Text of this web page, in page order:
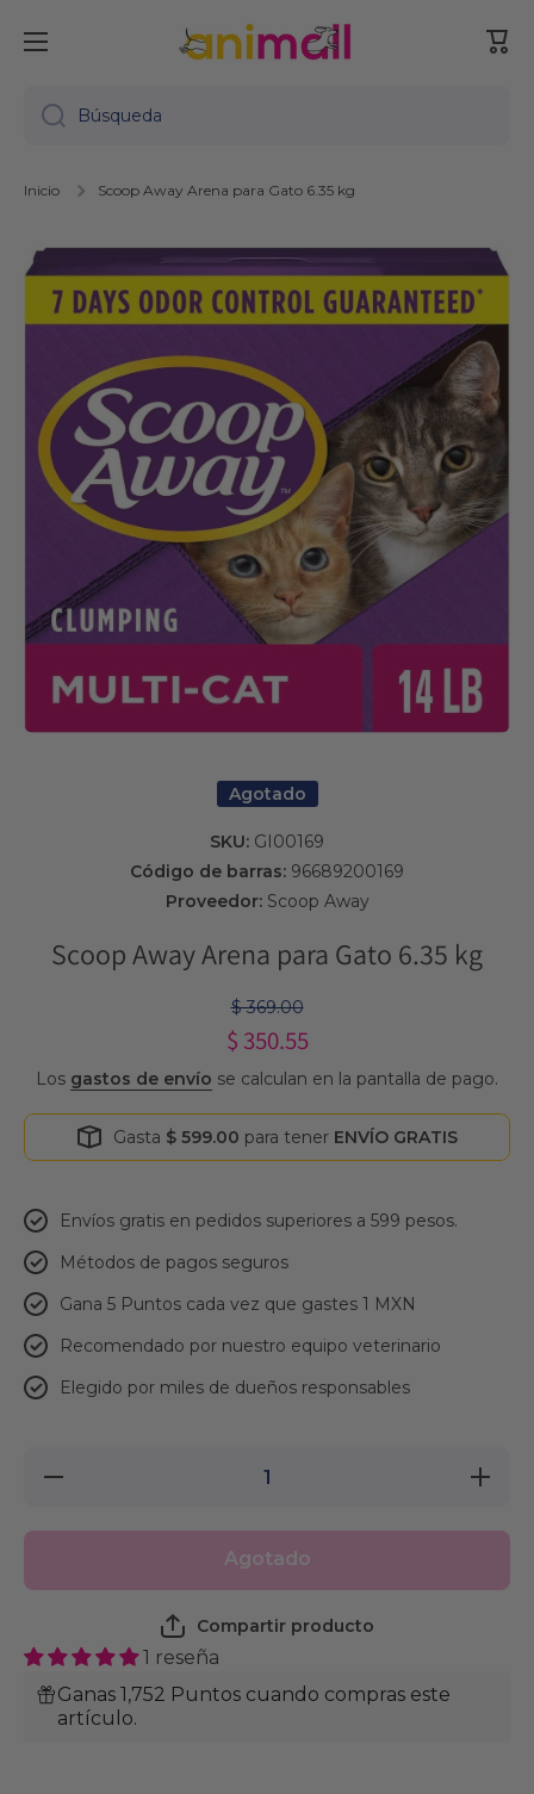
Ir directamente al contenido
Búsqueda
Inicio Scoop Away Arena para Gato 6.35 kg
Ir directamente a la información del producto
Agotado
SKU: GI00169
Código de barras: 96689200169
Proveedor:Scoop Away
Scoop Away Arena para Gato 6.35 kg
$ 369.00
$ 350.55
Los gastos de envío se calculan en la pantalla de pago.
Gasta $ 599.00 para tener ENVÍO GRATIS
Envíos gratis en pedidos superiores a 599 pesos.
Métodos de pagos seguros
Gana 5 Puntos cada vez que gastes 1 MXN
Recomendado por nuestro equipo veterinario
Elegido por miles de dueños responsables
Reducir
Aumentar
cantidad
Agotado
Compartir producto
1 reseña
Ganas 1,752 Puntos cuando compras este
artículo.